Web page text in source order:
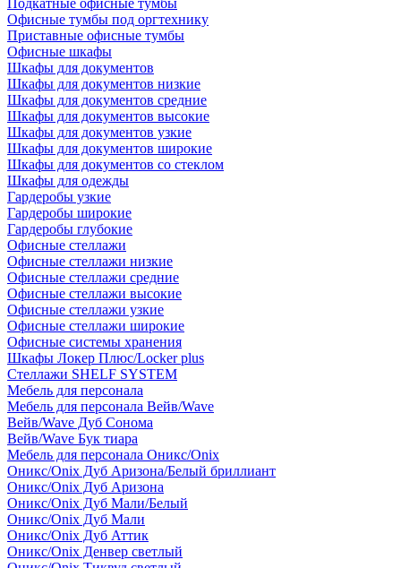
Подкатные офисные тумбы
Офисные тумбы под оргтехнику
Приставные офисные тумбы
Офисные шкафы
Шкафы для документов
Шкафы для документов низкие
Шкафы для документов средние
Шкафы для документов высокие
Шкафы для документов узкие
Шкафы для документов широкие
Шкафы для документов со стеклом
Шкафы для одежды
Гардеробы узкие
Гардеробы широкие
Гардеробы глубокие
Офисные стеллажи
Офисные стеллажи низкие
Офисные стеллажи средние
Офисные стеллажи высокие
Офисные стеллажи узкие
Офисные стеллажи широкие
Офисные системы хранения
Шкафы Локер Плюс/Locker plus
Стеллажи SHELF SYSTEM
Мебель для персонала
Мебель для персонала Вейв/Wave
Вейв/Wave Дуб Сонома
Вейв/Wave Бук тиара
Мебель для персонала Оникс/Onix
Оникс/Onix Дуб Аризона/Белый бриллиант
Оникс/Onix Дуб Аризона
Оникс/Onix Дуб Мали/Белый
Оникс/Onix Дуб Мали
Оникс/Onix Дуб Аттик
Оникс/Onix Денвер светлый